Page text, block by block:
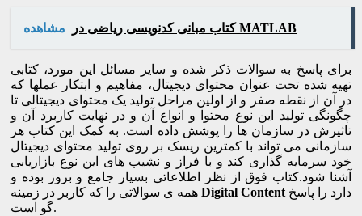
مشاهده کتاب مبانی کدنویسی ریاضی در MATLAB
برای پاسخ به سوالات ذکر شده و سایر مسائل این مورد، کتابی
تهیه شده تحت عنوان محتوای دیجیتال، مفاهیم و ابتکار عملها که
در آن از نقطه صفر و از اولین مراحل تولید یک محتوای دیجیتالی تا
چگونگی تولید این نوع محتوا و انواع آن و در نهایت کاربرد آن و
تاثیرش در سازمان ها را پوشش داده است. به کمک این کتاب هر
سازمانی می تواند با کمترین ریسک بر روی تولید محتوای دیجیتال
خود سرمایه گذاری کند و با فراز و نشیب های این نوع بازاریابی
آشنا شود.کتاب فوق از نظر اطلاعاتی بسیار جامع و بروز بوده و
Digital Contentدارد را پاسخ
گو است.